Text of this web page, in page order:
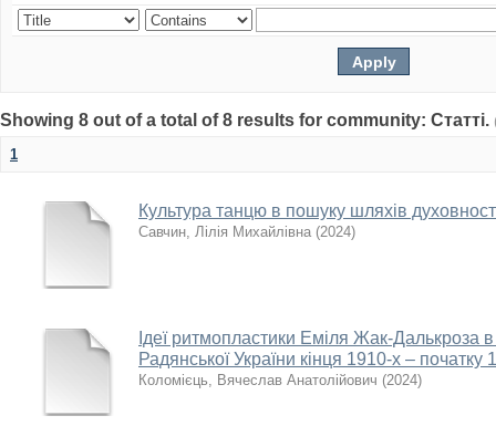
Showing 8 out of a total of 8 results for community: Статті.
1
Культура танцю в пошуку шляхів
Савчин, Лілія Михайлівна (2024)
Ідеї ритмопластики Еміля Жак-Далькроза
Радянської України кінця 1910-х – початку
Коломієць, Вячеслав Анатолійович (2024)